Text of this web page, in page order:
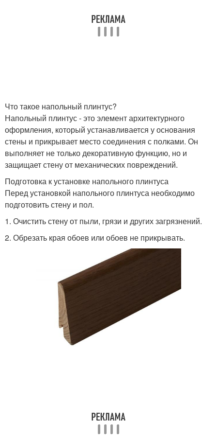
Пластиковый плинтус
Вырезы в пластиковом
плинтусе
Плинтус для
углублений
Соединения между
плинтусами
Плинтус к поверхности Деревянный плинтус
Материал для плинтуса
Доски для плинтуса
Что такое напольный плинтус?
Напольный плинтус - это элемент архитектурного
оформления, который устанавливается у основания
стены и прикрывает место соединения с полками. Он
выполняет не только декоративную функцию, но и
защищает стену от механических повреждений.
Подготовка к установке напольного плинтуса
Перед установкой напольного плинтуса необходимо
подготовить стену и пол.
1. Очистить стену от пыли, грязи и других загрязнений.
2. Обрезать края обоев или обоев не прикрывать.